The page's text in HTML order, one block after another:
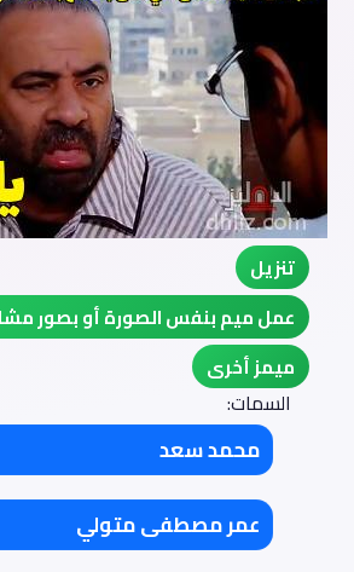
تنزيل
عمل ميم بنفس الصورة أو بصور
ميمز أخرى
السمات:
محمد سعد
عمر مصطفى متولي